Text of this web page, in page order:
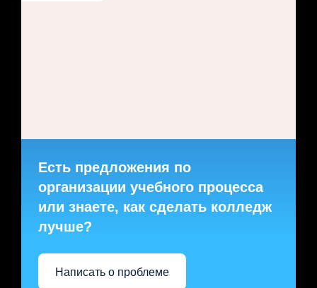
Есть предложения по
организации учебного процесса
или знаете, как сделать колледж
лучше?
Написать о проблеме